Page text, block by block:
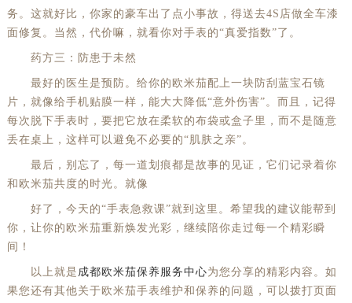
务。这就好比，你家的豪车出了点小事故，得送去4S店做全车漆
面修复。当然，代价嘛，就看你对手表的“真爱指数”了。
药方三：防患于未然
最好的医生是预防。给你的欧米茄配上一块防刮蓝宝石镜
片，就像给手机贴膜一样，能大大降低“意外伤害”。而且，记得
每次脱下手表时，要把它放在柔软的布袋或盒子里，而不是随意
丢在桌上，这样可以避免不必要的“肌肤之亲”。
最后，别忘了，每一道划痕都是故事的见证，它们记录着你
和欧米茄共度的时光。就像
好了，今天的“手表急救课”就到这里。希望我的建议能帮到
你，让你的欧米茄重新焕发光彩，继续陪你走过每一个精彩瞬
间！
以上就是 成都欧米茄保养服务中心为您分享的精彩内容。如
果您还有其他关于欧米茄手表维护和保养的问题，可以拨打页面